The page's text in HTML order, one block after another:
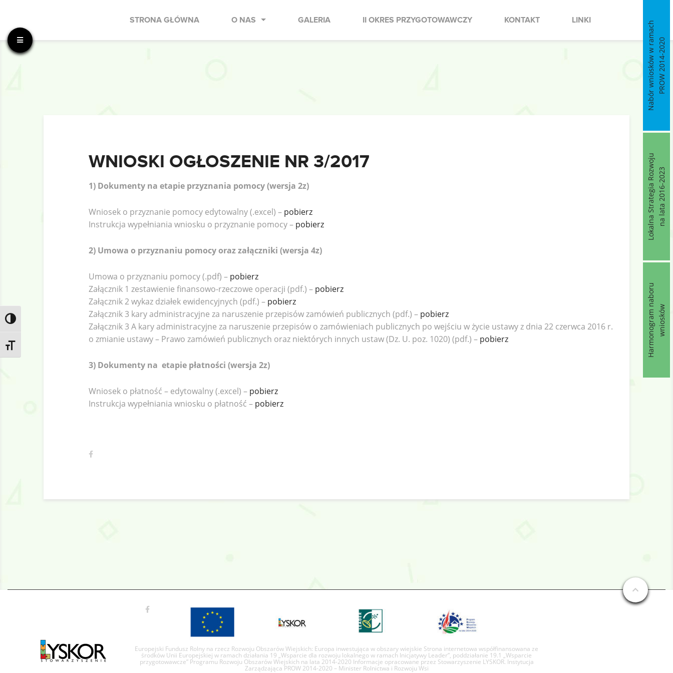
Toggle High Contrast
Toggle Font size Harmonogram naboruwniosków
Lokalna Strategia Rozwojuna lata 2016-2023
Nabór wniosków w ramachPROW 2014-2020
STRONA GŁÓWNA O NAS GALERIA II OKRES PRZYGOTOWAWCZY KONTAKT LINKI
WNIOSKI OGŁOSZENIE NR 3/2017
1) Dokumenty na etapie przyznania pomocy (wersja 2z)
Wniosek o przyznanie pomocy edytowalny (.excel) – pobierz
Instrukcja wypełniania wniosku o przyznanie pomocy – pobierz
2) Umowa o przyznaniu pomocy oraz załączniki (wersja 4z)
Umowa o przyznaniu pomocy (.pdf) – pobierz
Załącznik 1 zestawienie finansowo-rzeczowe operacji (pdf.) – pobierz
Załącznik 2 wykaz działek ewidencyjnych (pdf.) – pobierz
Załącznik 3 kary administracyjne za naruszenie przepisów zamówień publicznych (pdf.) – pobierz
Załącznik 3 A kary administracyjne za naruszenie przepisów o zamówieniach publicznych po wejściu w życie ustawy z dnia 22 czerwca 2016 r.
o zmianie ustawy – Prawo zamówień publicznych oraz niektórych innych ustaw (Dz. U. poz. 1020) (pdf.) – pobierz
3) Dokumenty na etapie płatności (wersja 2z)
Wniosek o płatność – edytowalny (.excel) – pobierz
Instrukcja wypełniania wniosku o płatność – pobierz
Europejski Fundusz Rolny na rzecz Rozwoju Obszarów Wiejskich: Europa inwestująca w obszary wiejskie Strona internetowa współfinansowana ze
środków Unii Europejskiej w ramach działania 19 „Wsparcie dla rozwoju lokalnego w ramach Inicjatywy Leader”, poddziałanie 19.1 „Wsparcie
przygotowawcze” Programu Rozwoju Obszarów Wiejskich na lata 2014-2020 Informacje opracowane przez Stowarzyszenie LYSKOR. Instytucja
Zarządzająca PROW 2014-2020 – Minister Rolnictwa i Rozwoju Wsi